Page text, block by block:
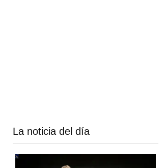
La noticia del día